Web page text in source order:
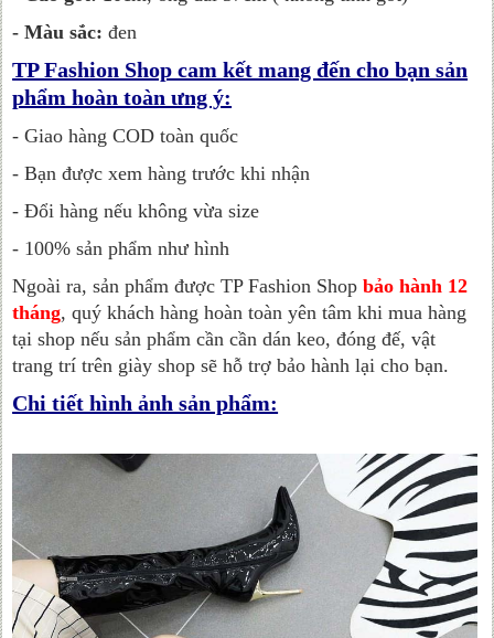
- Màu sắc: đen
TP Fashion Shop cam kết mang đến cho bạn sản
phẩm hoàn toàn ưng ý:
- Giao hàng COD toàn quốc
- Bạn được xem hàng trước khi nhận
- Đổi hàng nếu không vừa size
- 100% sản phẩm như hình
Ngoài ra, sản phẩm được TP Fashion Shopbảo hành 12
tháng, quý khách hàng hoàn toàn yên tâm khi mua hàng
tại shop nếu sản phẩm cần cần dán keo, đóng đế, vật
trang trí trên giày shop sẽ hỗ trợ bảo hành lại cho bạn.
Chi tiết hình ảnh sản phẩm: